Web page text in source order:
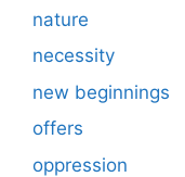
nature
necessity
new beginnings
offers
oppression